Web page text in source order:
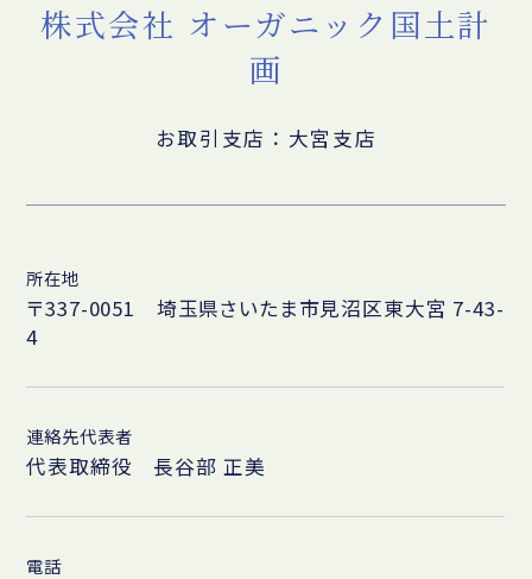
株式会社 オーガニック国土計
画
お取引支店：大宮支店
所在地
〒337-0051 埼玉県さいたま市見沼区東大宮 7-43-
4
連絡先代表者
代表取締役 長谷部 正美
電話